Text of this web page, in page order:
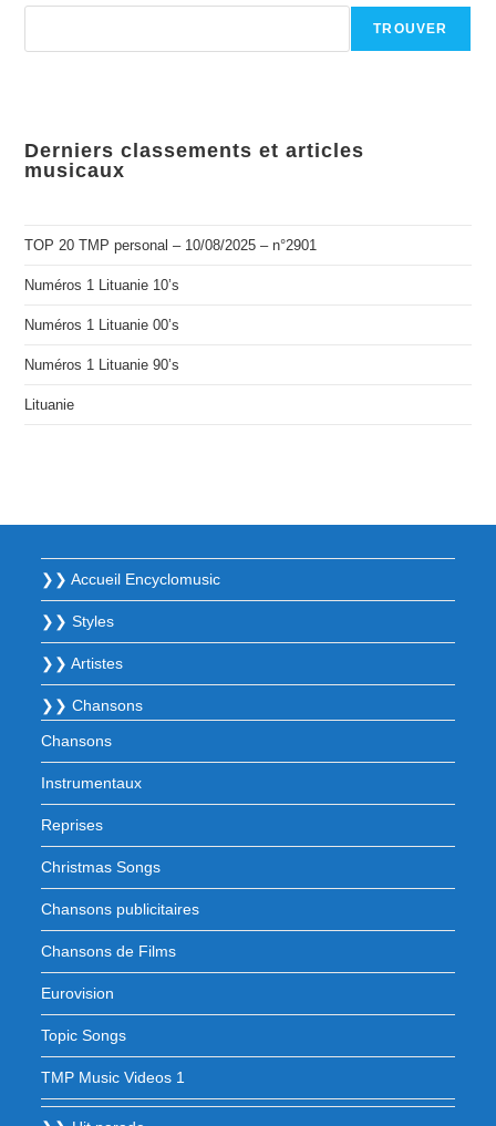
TROUVER
Derniers classements et articles
musicaux
TOP 20 TMP personal – 10/08/2025 – n°2901
Numéros 1 Lituanie 10’s
Numéros 1 Lituanie 00’s
Numéros 1 Lituanie 90’s
Lituanie
❯❯ Accueil Encyclomusic
❯❯ Styles
❯❯ Artistes
❯❯ Chansons
Chansons
Instrumentaux
Reprises
Christmas Songs
Chansons publicitaires
Chansons de Films
Eurovision
Topic Songs
TMP Music Videos 1